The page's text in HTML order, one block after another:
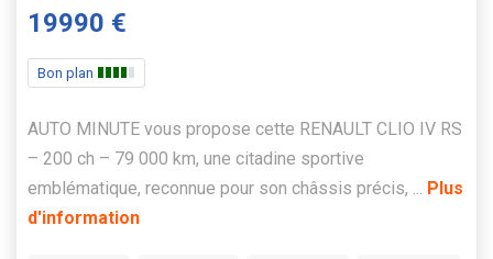
19990 €
Bon plan
AUTO MINUTE vous propose cette RENAULT CLIO IV RS
– 200 ch – 79 000 km, une citadine sportive
emblématique, reconnue pour son châssis précis, ... Plus
d'information